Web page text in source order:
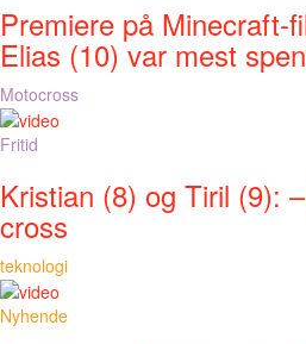
Premiere på Minecraft-
Elias (10) var mest
Motocross
Fritid
Kristian (8) og Tiril (9):
cross
teknologi
Nyhende